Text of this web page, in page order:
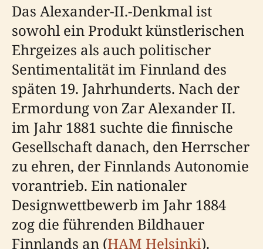
Das Alexander-II.-Denkmal ist
sowohl ein Produkt künstlerischen
Ehrgeizes als auch politischer
Sentimentalität im Finnland des
späten 19. Jahrhunderts. Nach der
Ermordung von Zar Alexander II.
im Jahr 1881 suchte die finnische
Gesellschaft danach, den Herrscher
zu ehren, der Finnlands Autonomie
vorantrieb. Ein nationaler
Designwettbewerb im Jahr 1884
zog die führenden Bildhauer
Finnlands an (HAM Helsinki).